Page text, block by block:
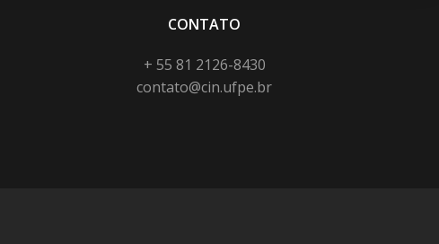
CONTATO
+ 55 81 2126-8430
contato@cin.ufpe.br